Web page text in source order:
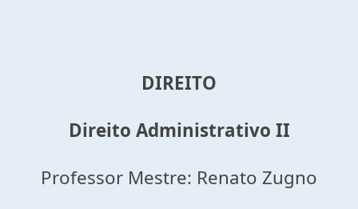
DIREITO
Direito Administrativo II
Professor Mestre: Renato Zugno